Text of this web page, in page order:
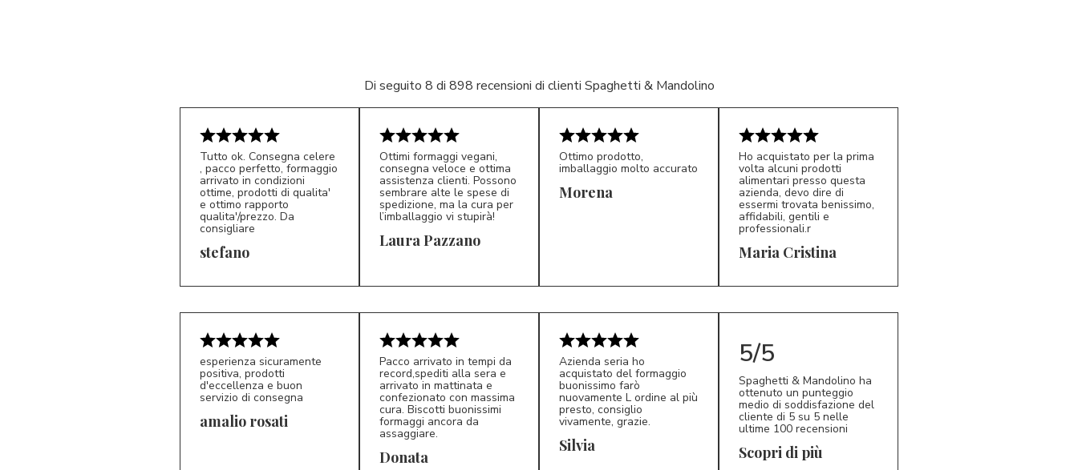
Di seguito 8 di 898 recensioni di clienti Spaghetti & Mandolino
S*
Tutto ok. Consegna celere
, pacco perfetto, formaggio
arrivato in condizioni
ottime, prodotti di qualita'
e ottimo rapporto
qualita'/prezzo. Da
consigliare
stefano LP 5/5
Ottimi formaggi vegani,
consegna veloce e ottima
assistenza clienti. Possono
sembrare alte le spese di
spedizione, ma la cura per
l’imballaggio vi stupirà!
Laura Pazzano
Ottimo prodotto,
imballaggio molto accurato
Morena
MC 5/5
Ho acquistato per la prima
volta alcuni prodotti
alimentari presso questa
azienda, devo dire di
essermi trovata benissimo,
affidabili, gentili e
professionali.r
Maria Cristina
esperienza sicuramente
positiva, prodotti
d'eccellenza e buon
servizio di consegna
amalio rosati
D*
Pacco arrivato in tempi da
record,spediti alla sera e
arrivato in mattinata e
confezionato con massima
cura. Biscotti buonissimi
formaggi ancora da
assaggiare.
Donata S*
Azienda seria ho
acquistato del formaggio
buonissimo farò
nuovamente L ordine al più
presto, consiglio
vivamente, grazie.
Silvia
5/5
Spaghetti & Mandolino ha
ottenuto un punteggio
medio di soddisfazione del
cliente di 5 su 5 nelle
ultime 100 recensioni
Scopri di più